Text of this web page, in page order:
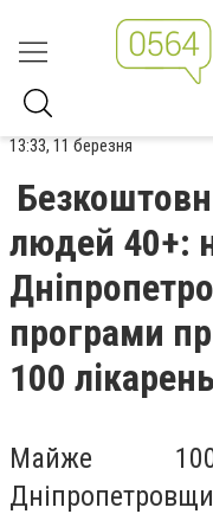
13:33, 11 березня
людей 40+:
програми
100 лікарень
Майже